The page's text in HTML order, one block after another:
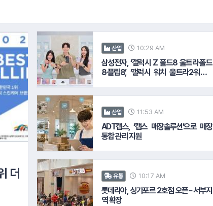
더
산업 10:29 AM
삼성전자, ‘갤럭시 Z 폴드8 울트라·폴드
8·플립8’, ‘갤럭시 워치 울트라2·워치9’
산업 11:53 AM
ADT캡스, ‘캡스 매장솔루션’으로 매장
통합 관리 지원
유통 10:17 AM
롯데리아, 싱가포르 2호점 오픈∙∙∙ 서부지
역 확장